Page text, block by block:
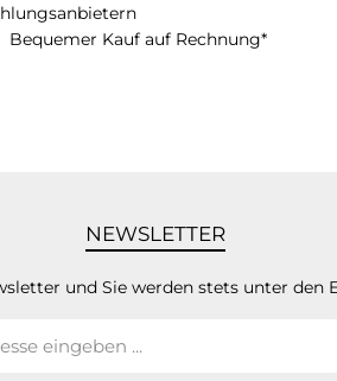
Bequemer Kauf auf Rechnung*
NEWSLETTER
und Sie werden stets unter